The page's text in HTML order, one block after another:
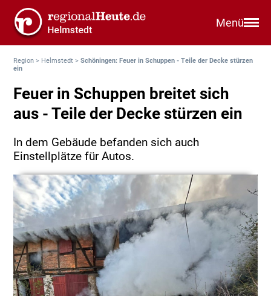
Menü
Region > Helmstedt >Schöningen: Feuer in Schuppen - Teile der Decke stürzen
ein
Feuer in Schuppen breitet sich
aus - Teile der Decke stürzen ein
In dem Gebäude befanden sich auch
Einstellplätze für Autos.